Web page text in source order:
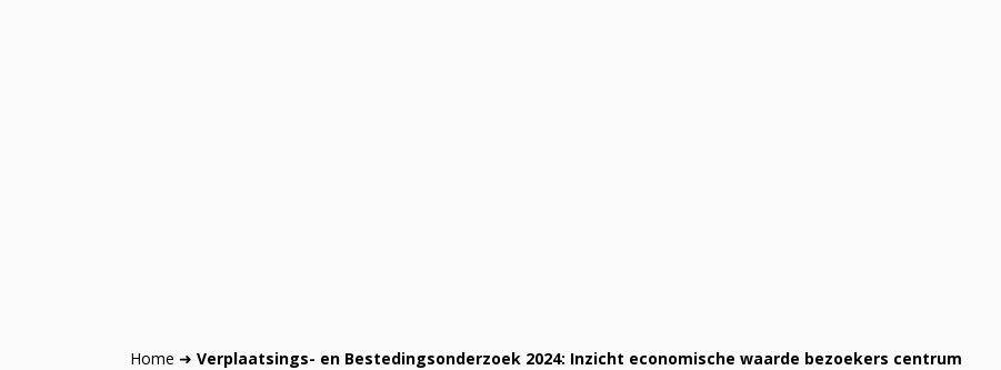
Home ➜ Verplaatsings- en Bestedingsonderzoek 2024: Inzicht economische waarde bezoekers centrum